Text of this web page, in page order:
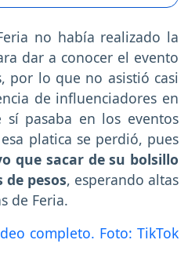
no había realizado la
dar a conocer el evento
por lo que no asistió casi
de influenciadores en
sí pasaba en los eventos
platica se perdió, pues
que sacar de su bolsillo
de pesos, esperando altas
de Feria.